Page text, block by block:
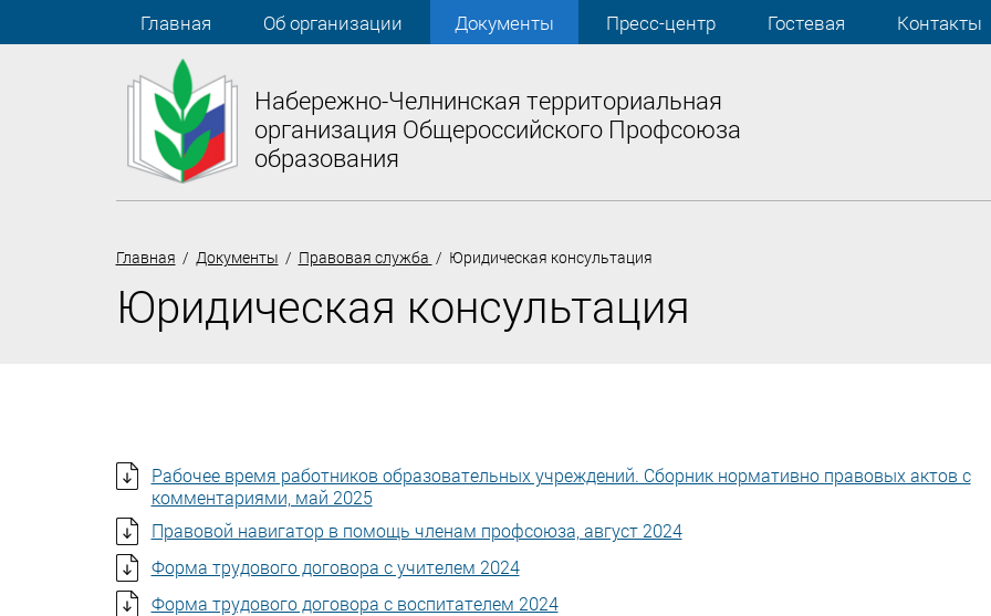
Главная Об организации Документы Пресс-центр Гостевая Контакты
Набережно-Челнинская территориальная
организация Общероссийского Профсоюза
образования
Главная / Документы / Правовая служба / Юридическая консультация
Юридическая консультация
Рабочее время работников образовательных учреждений. Сборник нормативно правовых актов с
комментариями, май 2025
Правовой навигатор в помощь членам профсоюза, август 2024
Форма трудового договора с учителем 2024
Форма трудового договора с воспитателем 2024